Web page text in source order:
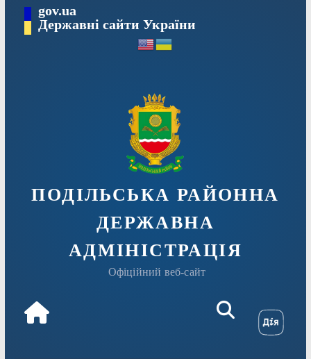
Перейтиgov.ua
Державні сайти України
ПОДІЛЬСЬКА РАЙОННА
ДЕРЖАВНА
АДМІНІСТРАЦІЯ
Офіційний веб-сайт